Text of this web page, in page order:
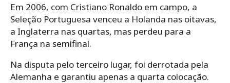
Em 2006, com Cristiano Ronaldo em campo, a
Seleção Portuguesa venceu a Holanda nas oitavas,
a Inglaterra nas quartas, mas perdeu para a
França na semifinal.
Na disputa pelo terceiro lugar, foi derrotada pela
Alemanha e garantiu apenas a quarta colocação.